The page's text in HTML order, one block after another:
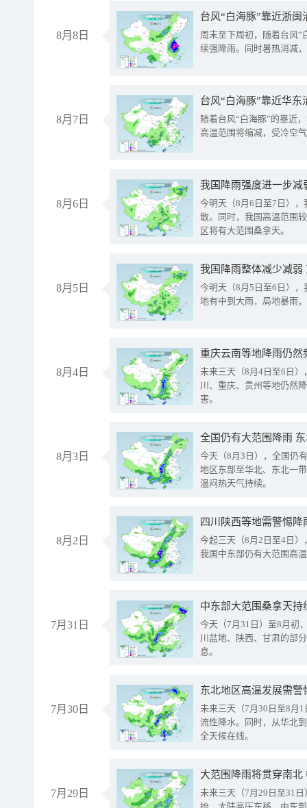
8月8日
台风“白海豚”靠近浙
周末至下周初，随着台风“
续强降雨。同时暑热消减
8月7日
台风“白海豚”靠近华
随着台风“白海豚”的靠近
高温范围将缩减，受冷空
8月6日
今明天（8月6日至7日）
散。同时，我国高温范围
区将有大范围桑拿天。
8月5日
我国降雨整体减少减弱
今明天（8月5日至6日）
地有中到大雨，局地暴雨
8月4日
重庆云南等地降雨仍然
未来三天（8月4日至6日
川、重庆、贵州等地仍然
害。
8月3日
全国仍有大范围降雨
今天（8月3日），全国仍
地区东部至华北、东北一
温闷热天气持续。
8月2日
今起三天（8月2日至4日
我国中东部仍有大范围高
7月31日
中东部大范围桑拿天
今天（7月31日）至8月初
川盆地、陕西、甘肃的部
息。
7月30日
东北地区高温发展需
未来三天（7月30日至8月
流性降水。同时，从华北
全天候在线。
7月29日
大范围降雨将贯穿南
未来三天（7月29日至31